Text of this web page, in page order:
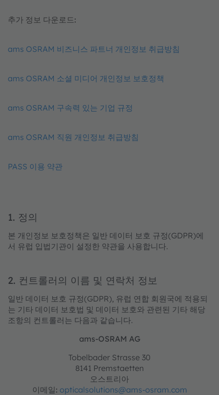
추가 정보 다운로드:
ams OSRAM 비즈니스 파트너 개인정보 취급방침
ams OSRAM 소셜 미디어 개인정보 보호정책
ams OSRAM 구속력 있는 기업 규정
ams OSRAM 직원 개인정보 취급방침
PASS 이용 약관
1. 정의
본 개인정보 보호정책은 일반 데이터 보호 규정(GDPR)에
서 유럽 입법기관이 설정한 약관을 사용합니다.
2. 컨트롤러의 이름 및 연락처 정보
일반 데이터 보호 규정(GDPR), 유럽 연합 회원국에 적용되
는 기타 데이터 보호법 및 데이터 보호와 관련된 기타 해당
조항의 컨트롤러는 다음과 같습니다.
ams-OSRAM AG
Tobelbader Strasse 30
8141 Premstaetten
오스트리아
이메일: opticalsolutions@ams-osram.com